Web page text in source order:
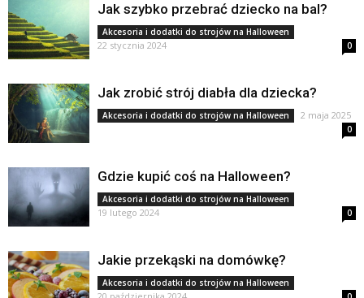
Jak szybko przebrać dziecko na bal?
Akcesoria i dodatki do strojów na Halloween
22 stycznia 2024 0
Jak zrobić strój diabła dla dziecka?
Akcesoria i dodatki do strojów na Halloween 2 maja 2025
0
Gdzie kupić coś na Halloween?
Akcesoria i dodatki do strojów na Halloween
19 lutego 2024 0
Jakie przekąski na domówkę?
Akcesoria i dodatki do strojów na Halloween